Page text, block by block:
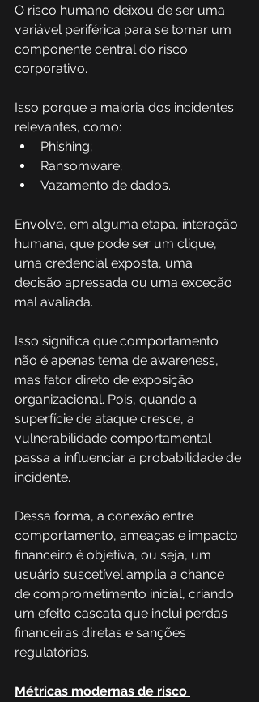
O risco humano deixou de ser uma
variável periférica para se tornar um
componente central do risco
corporativo.
Isso porque a maioria dos incidentes
relevantes, como:
Phishing;
Ransomware;
Vazamento de dados.
Envolve, em alguma etapa, interação
humana, que pode ser um clique,
uma credencial exposta, uma
decisão apressada ou uma exceção
mal avaliada.
Isso significa que comportamento
não é apenas tema de awareness,
mas fator direto de exposição
organizacional. Pois, quando a
superfície de ataque cresce, a
vulnerabilidade comportamental
passa a influenciar a probabilidade de
incidente.
Dessa forma, a conexão entre
comportamento, ameaças e impacto
financeiro é objetiva, ou seja, um
usuário suscetível amplia a chance
de comprometimento inicial, criando
um efeito cascata que inclui perdas
financeiras diretas e sanções
regulatórias.
Métricas modernas de risco